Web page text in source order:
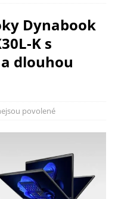
Dynabook
K s
dlouhou
povolené